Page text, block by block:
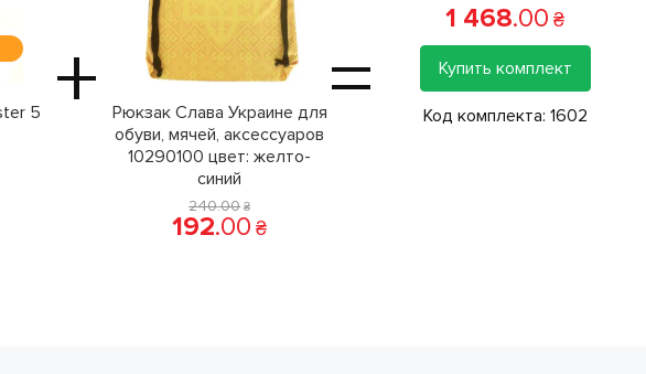
+
5
Рюкзак Слава Украине для
обуви, мячей, аксессуаров
10290100 цвет: желто-
синий
240.00 ₴
192.00 ₴
=
1 468.00 ₴
Купить комплект
Код комплекта: 1602